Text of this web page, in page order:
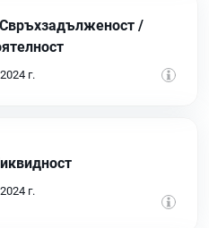
/
г.
г.